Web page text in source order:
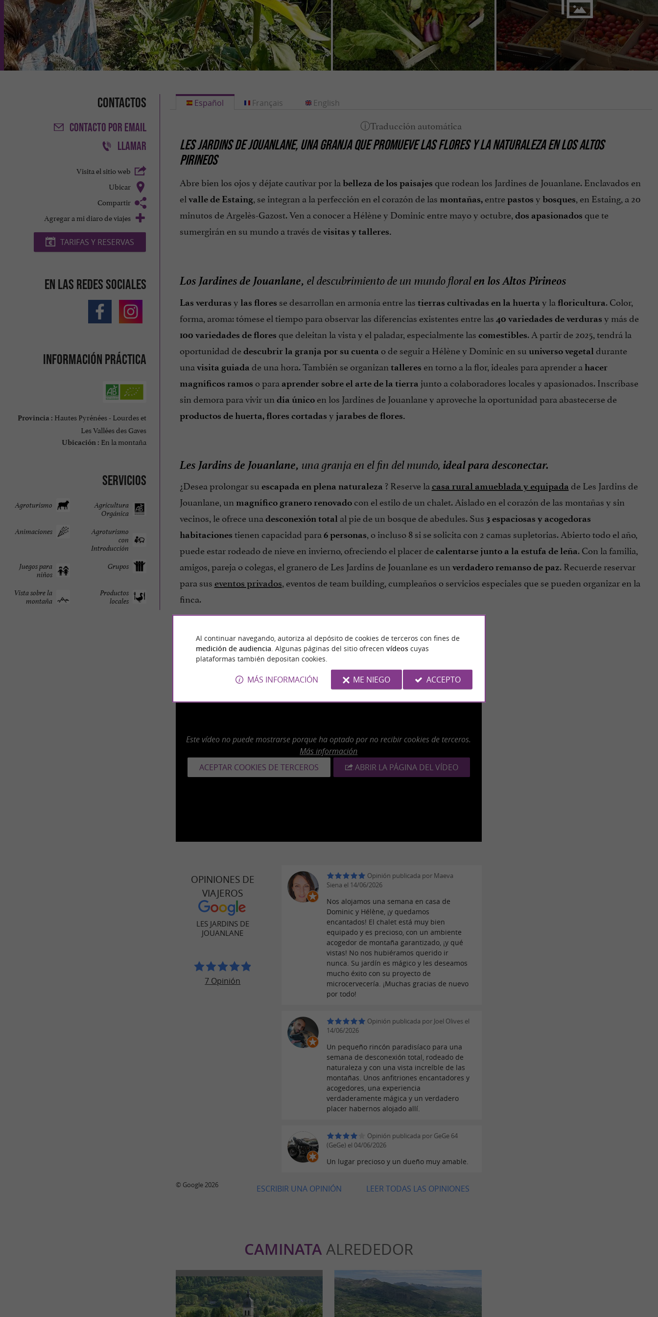
Contactos
CONTACTO POR EMAIL
LLAMAR
Visita el sitio web
Ubicar
Compartir
Agregar a mi diaro de viajes
TARIFAS Y RESERVAS
En las redes sociales
Información práctica
Provincia : Hautes Pyrénées - Lourdes et
Les Vallées des Gaves
Ubicación : En la montaña
Servicios
Agricultura
Orgánica
Agroturismo
Agroturismo
con
Introducción
Animaciones
Grupos
Juegos para
niños
Productos
locales
Vista sobre la
montaña
Español
LES JARDINS DE JOUANLANE, UNA GRANJA QUE PROMUEVE LAS FLORES Y LA NATURALEZA EN LOS ALTOS
PIRINEOS
Abre bien los ojos y déjate cautivar por la belleza de los paisajes que rodean los Jardines de Jouanlane. Enclavados en
el valle de Estaing, se integran a la perfección en el corazón de las montañas,entrepastos y bosques, en Estaing, a 20
minutos de Argelès-Gazost. Ven a conocer a Hélène y Dominic entre mayo y octubre, dos apasionados que te
sumergirán en su mundo a través devisitas y talleres.
Los Jardines de Jouanlane, el descubrimiento de un mundo floralen los Altos Pirineos
Las verduras y las flores se desarrollan en armonía entre las tierras cultivadas en la huerta y la floricultura. Color,
forma, aroma: tómese el tiempo para observar las diferencias existentes entre las 40 variedades de verduras y más de
100 variedades de flores que deleitan la vista y el paladar, especialmente las comestibles. A partir de 2025, tendrá la
oportunidad dedescubrir la granja por su cuenta o de seguir a Hélène y Dominic en su universo vegetal durante
una visita guiada de una hora. También se organizan talleres en torno a la flor, ideales para aprender a hacer
magníficos ramos o para aprender sobre el arte de la tierra junto a colaboradores locales y apasionados. Inscríbase
sin demora para vivir un día únicoen los Jardines de Jouanlane y aproveche la oportunidad para abastecerse de
productos de huerta, flores cortadas y jarabes de flores.
Les Jardins de Jouanlane, una granja en el fin del mundo, ideal para desconectar.
¿Desea prolongar su escapada en plena naturaleza ? Reserve la casa rural amueblada y equipada de Les Jardins de
Jouanlane, un magnífico granero renovadocon el estilo de un chalet. Aislado en el corazón de las montañas y sin
vecinos, le ofrece una desconexión total al pie de un bosque de abedules. Sus 3 espaciosas y acogedoras
habitaciones tienen capacidad para 6 personas, o incluso 8 si se solicita con 2 camas supletorias. Abierto todo el año,
puede estar rodeado de nieve en invierno, ofreciendo el placer decalentarse junto a la estufa de leña. Con la familia,
amigos, pareja o colegas, el granero de Les Jardins de Jouanlane es un verdadero remanso de paz. Recuerde reservar
para sus eventos privados, eventos de team building, cumpleaños o servicios especiales que se pueden organizar en la
finca.
Français English
Este vídeo no puede mostrarse porque ha optado por no recibir cookies de terceros.
Más información
ACEPTAR COOKIES DE TERCEROS
ABRIR LA PÁGINA DEL VÍDEO
OPINIONES DE
VIAJEROS
LES JARDINS DE
JOUANLANE
7 Opinión
Opinión publicada por Maeva
Siena el 14/06/2026
Nos alojamos una semana en casa de
Dominic y Hélène, ¡y quedamos
encantados! El chalet está muy bien
equipado y es precioso, con un ambiente
acogedor de montaña garantizado, ¡y qué
vistas! No nos hubiéramos querido ir
nunca. Su jardín es mágico y les deseamos
mucho éxito con su proyecto de
microcervecería. ¡Muchas gracias de nuevo
por todo!
Opinión publicada por Joel Olives el
14/06/2026
Un pequeño rincón paradisíaco para una
semana de desconexión total, rodeado de
naturaleza y con una vista increíble de las
montañas. Unos anfitriones encantadores y
acogedores, una experiencia
verdaderamente mágica y un verdadero
placer habernos alojado allí.
Opinión publicada por GeGe 64
(GeGe) el 04/06/2026
Un lugar precioso y un dueño muy amable.
LEER TODAS LAS OPINIONES
ESCRIBIR UNA OPINIÓN
© Google 2026
CAMINATA ALREDEDOR
Al continuar navegando, autoriza al depósito de cookies de terceros con fines de
medición de audiencia . Algunas páginas del sitio ofrecen vídeoscuyas
plataformas también depositan cookies.
MÁS INFORMACIÓN ME NIEGO ACCEPTO